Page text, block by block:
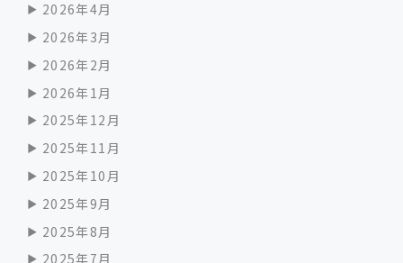
2026年4月
2026年3月
2026年2月
2026年1月
2025年12月
2025年11月
2025年10月
2025年9月
2025年8月
2025年7月